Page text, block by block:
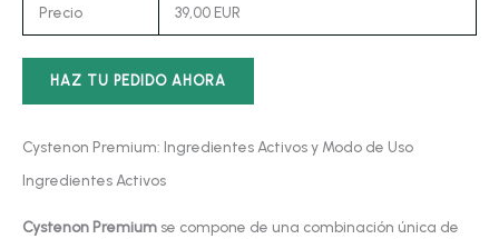
Precio 39,00 EUR
HAZ TU PEDIDO AHORA
Cystenon Premium: Ingredientes Activos y Modo de Uso
Ingredientes Activos
Cystenon Premium se compone de una combinación única de